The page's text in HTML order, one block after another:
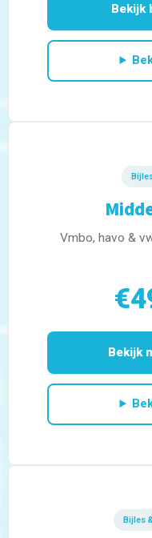
Bekijk
Vmbo, havo &
Bekijk
Bijles